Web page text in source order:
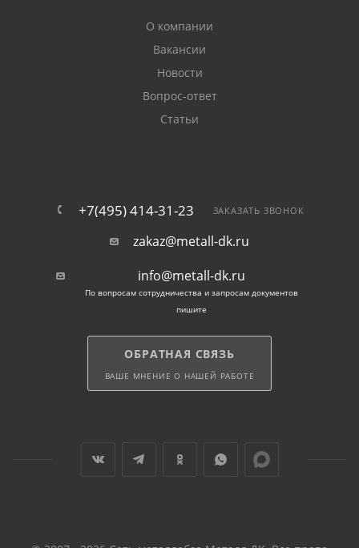
О компании
Вакансии
Новости
Вопрос-ответ
Статьи
+7(495) 414-31-23 ЗАКАЗАТЬ ЗВОНОК
zakaz@metall-dk.ru
info@metall-dk.ru
По вопросам сотрудничества и запросам документов
пишите
ОБРАТНАЯ СВЯЗЬ
ВАШЕ МНЕНИЕ О НАШЕЙ РАБОТЕ